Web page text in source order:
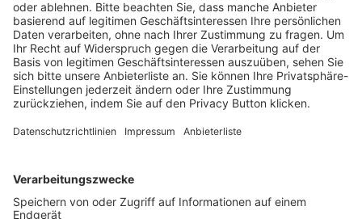
BFV-Geschäftsstellen
Trainerbörse
Login SpielPlus
FOLGE DEM BFV
TOP-VEREINE